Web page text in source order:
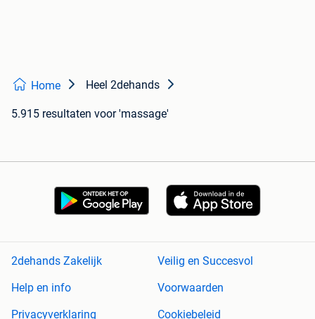
Home Heel 2dehands
5.915 resultaten voor 'massage'
2dehands Zakelijk
Veilig en Succesvol
Help en info
Voorwaarden
Privacyverklaring
Cookiebeleid